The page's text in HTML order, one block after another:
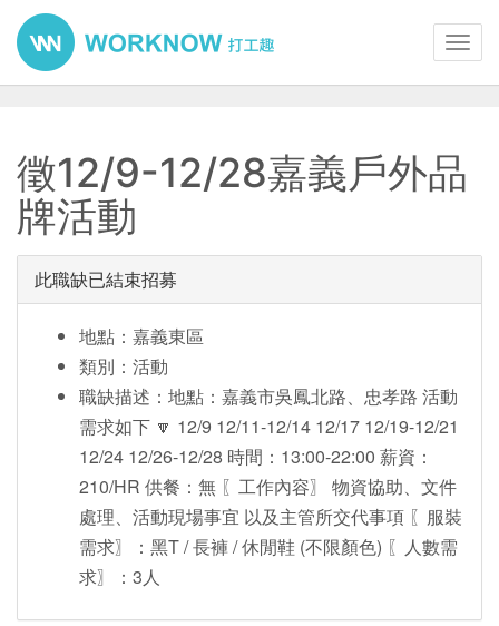
徵12/9-12/28嘉義戶外品
牌活動
此職缺已結束招募
地點：嘉義東區
類別：活動
職缺描述：地點：嘉義市吳鳳北路、忠孝路 活動
需求如下 🔽 12/9 12/11-12/14 12/17 12/19-12/21
12/24 12/26-12/28 時間：13:00-22:00 薪資：
210/HR 供餐：無 〖工作內容〗 物資協助、文件
處理、活動現場事宜 以及主管所交代事項 〖服裝
需求〗：黑T / 長褲 / 休閒鞋 (不限顏色) 〖人數需
求〗：3人